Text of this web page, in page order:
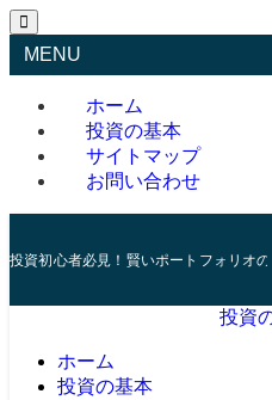
MENU
ホーム
投資の基本
サイトマップ
お問い合わせ
投資初心者必見！賢いポートフォリオ
投資
ホーム
投資の基本